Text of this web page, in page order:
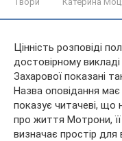
Цінність розповіді
достовірному
Захарової показані
Назва оповідання має
показує читачеві, що
про життя Мотрони, її
визначає простір для